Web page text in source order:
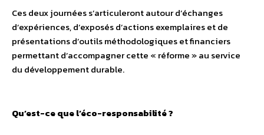
Ces deux journées s’articuleront autour d’échanges
d’expériences, d’exposés d’actions exemplaires et de
présentations d’outils méthodologiques et financiers
permettant d’accompagner cette « réforme » au service
du développement durable.
Qu’est-ce que l’éco-responsabilité ?